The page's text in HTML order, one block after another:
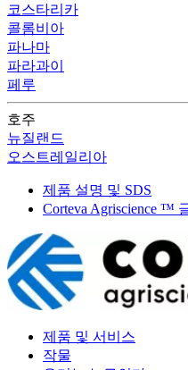
코스타리카
콜롬비아
파나마
파라과이
페루
호주
뉴질랜드
오스트레일리아
제품 설명 및 SDS
Corteva Agriscience ™
제품 및 서비스
작물